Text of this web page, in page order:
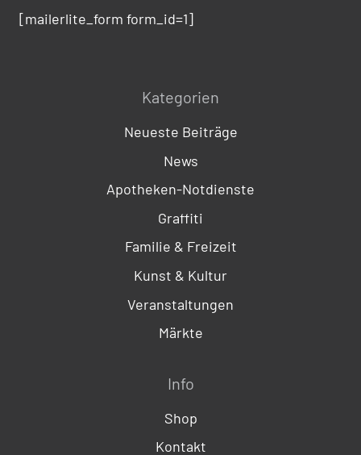
[mailerlite_form form_id=1]
Kategorien
Neueste Beiträge
News
Apotheken-Notdienste
Graffiti
Familie & Freizeit
Kunst & Kultur
Veranstaltungen
Märkte
Info
Shop
Kontakt